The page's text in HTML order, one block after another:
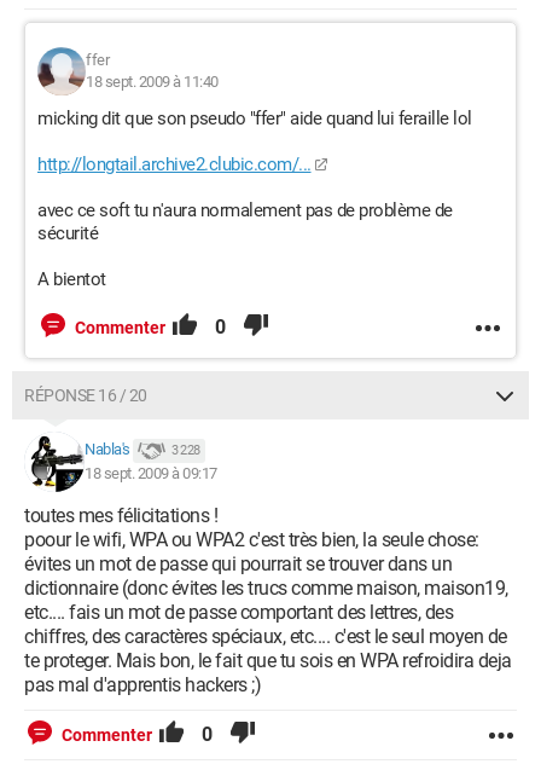
ffer
18 sept. 2009 à 11:40
micking dit que son pseudo "ffer" aide quand lui feraille lol
http://longtail.archive2.clubic.com/...
avec ce soft tu n'aura normalement pas de problème de
sécurité
A bientot
Commenter 0
RÉPONSE 16 / 20
Nabla's 3 228
18 sept. 2009 à 09:17
toutes mes félicitations !
poour le wifi, WPA ou WPA2 c'est très bien, la seule chose:
évites un mot de passe qui pourrait se trouver dans un
dictionnaire (donc évites les trucs comme maison, maison19,
etc.... fais un mot de passe comportant des lettres, des
chiffres, des caractères spéciaux, etc.... c'est le seul moyen de
te proteger. Mais bon, le fait que tu sois en WPA refroidira deja
pas mal d'apprentis hackers ;)
Commenter 0